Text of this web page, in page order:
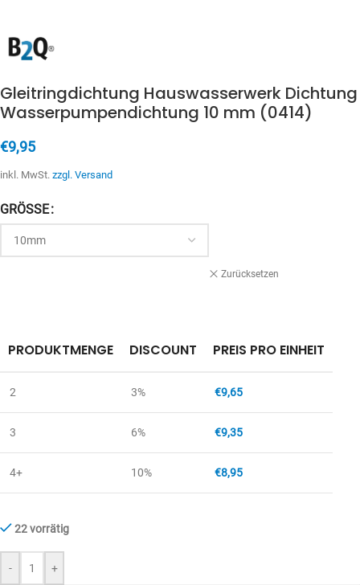
Gleitringdichtung Hauswasserwerk Dichtung
Wasserpumpendichtung 10 mm (0414)
€9,95
inkl. MwSt. zzgl. Versand
GRÖSSE
Zurücksetzen
PRODUKTMENGE DISCOUNT PREIS PRO EINHEIT
2 3% €9,65
3 6% €9,35
4+ 10% €8,95
22 vorrätig
- +